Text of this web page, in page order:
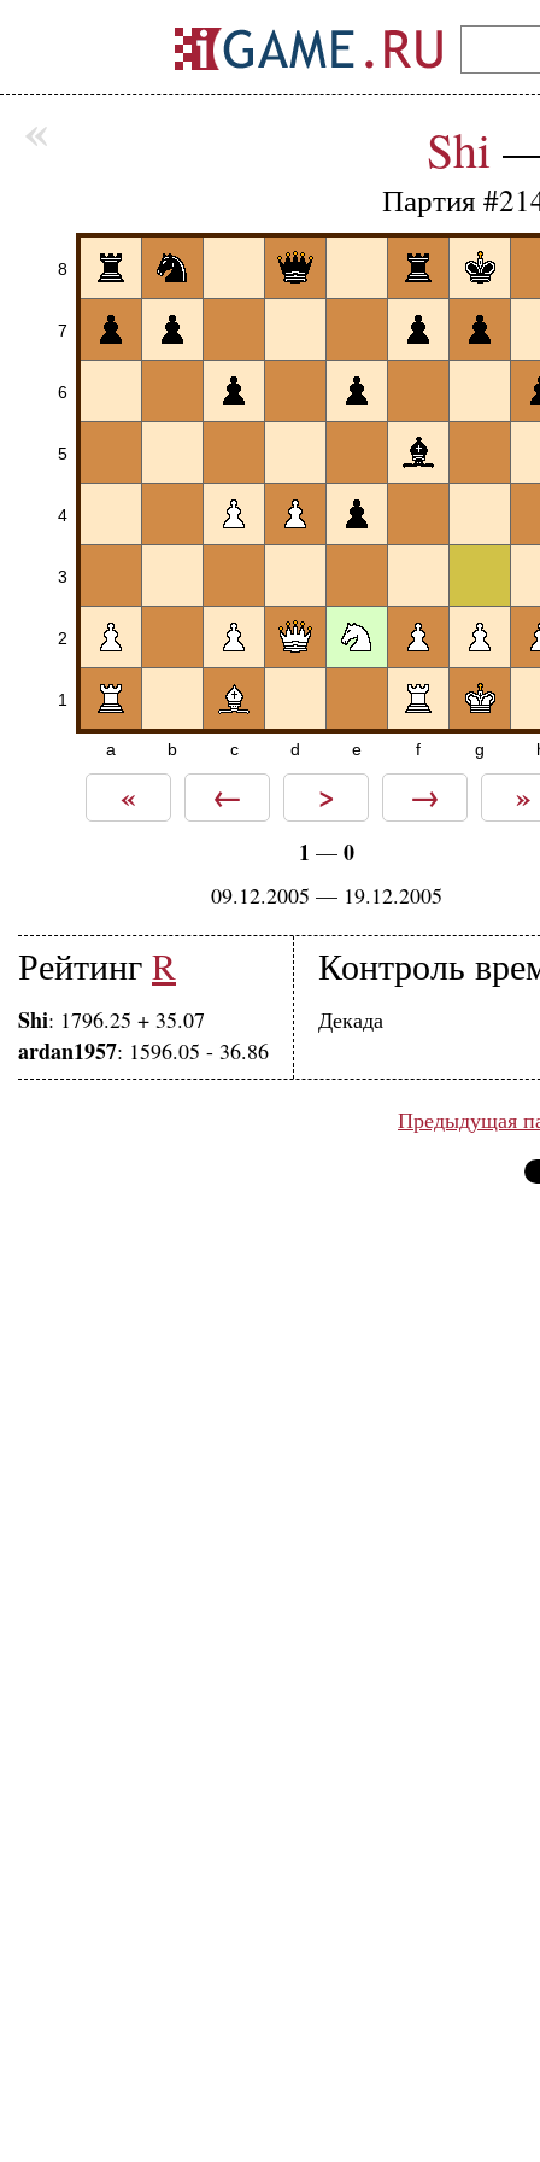
Shi
Партия
8
7
6
5
4
3
2
1
a b c d e f g
« ← > → »
1 — 0
09.12.2005 — 19.12.2005
Рейтинг R
Shi: 1796.25 + 35.07
ardan1957: 1596.05 - 36.86
Контроль
Декада
Предыдущая
«